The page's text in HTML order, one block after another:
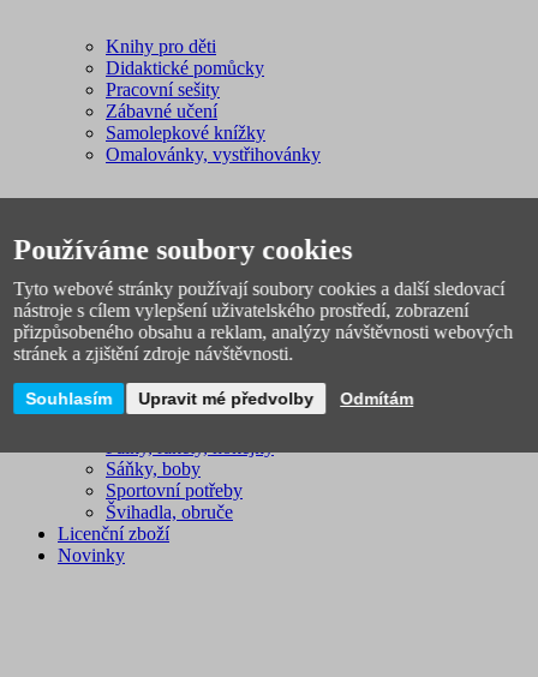
Knihy pro děti
Didaktické pomůcky
Pracovní sešity
Zábavné učení
Samolepkové knížky
Omalovánky, vystřihovánky
Sport, outdoor
Plavání
Fotbal
Spacáky, stany
Sáňky, boby
Sportovní potřeby
Švihadla, obruče
Licenční zboží
Novinky
Používáme soubory cookies
Tyto webové stránky používají soubory cookies a další sledovací
nástroje s cílem vylepšení uživatelského prostředí, zobrazení
přizpůsobeného obsahu a reklam, analýzy návštěvnosti webových
stránek a zjištění zdroje návštěvnosti.
Souhlasím Upravit mé předvolby Odmítám